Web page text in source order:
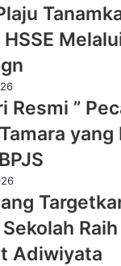
HSSE
Resmi ”
yang
Raih
Adiwiyata